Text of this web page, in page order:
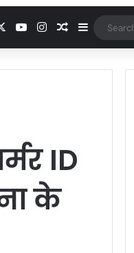
YouTubeInstagramRandom
Sidebar
ID
के